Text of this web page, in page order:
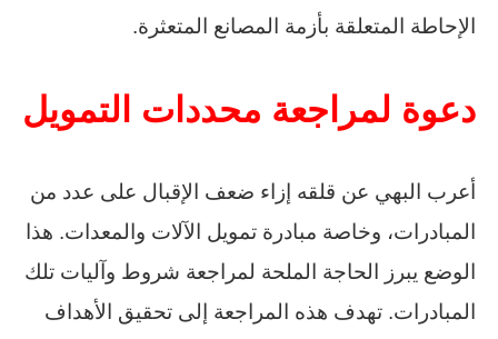
الإحاطة المتعلقة بأزمة المصانع المتعثرة.
دعوة لمراجعة محددات التمويل
أعرب البهي عن قلقه إزاء ضعف الإقبال على عدد من
المبادرات، وخاصة مبادرة تمويل الآلات والمعدات. هذا
الوضع يبرز الحاجة الملحة لمراجعة شروط وآليات تلك
المبادرات. تهدف هذه المراجعة إلى تحقيق الأهداف